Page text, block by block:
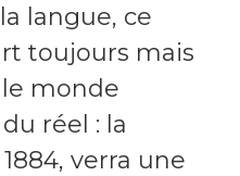
langue, ce
toujours mais
monde
réel : la
verra une